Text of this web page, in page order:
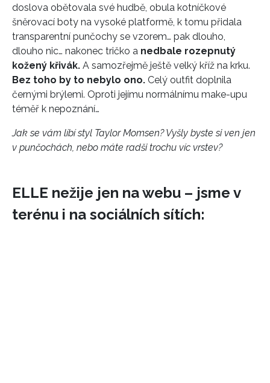
doslova obětovala své hudbě, obula kotníčkové
šněrovací boty na vysoké platformě, k tomu přidala
transparentní punčochy se vzorem… pak dlouho,
dlouho nic… nakonec tričko a nedbale rozepnutý
kožený křivák. A samozřejmě ještě velký kříž na krku.
Bez toho by to nebylo ono. Celý outfit doplnila
černými brýlemi. Oproti jejímu normálnímu make-upu
téměř k nepoznání…
Jak se vám líbí styl Taylor Momsen? Vyšly byste si ven jen
v punčochách, nebo máte radši trochu víc vrstev?
ELLE nežije jen na webu – jsme v
terénu i na sociálních sítích: